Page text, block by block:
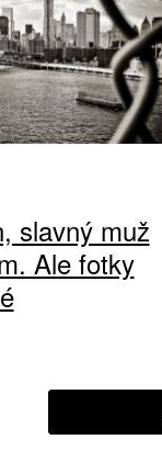
slavný muž
Ale fotky